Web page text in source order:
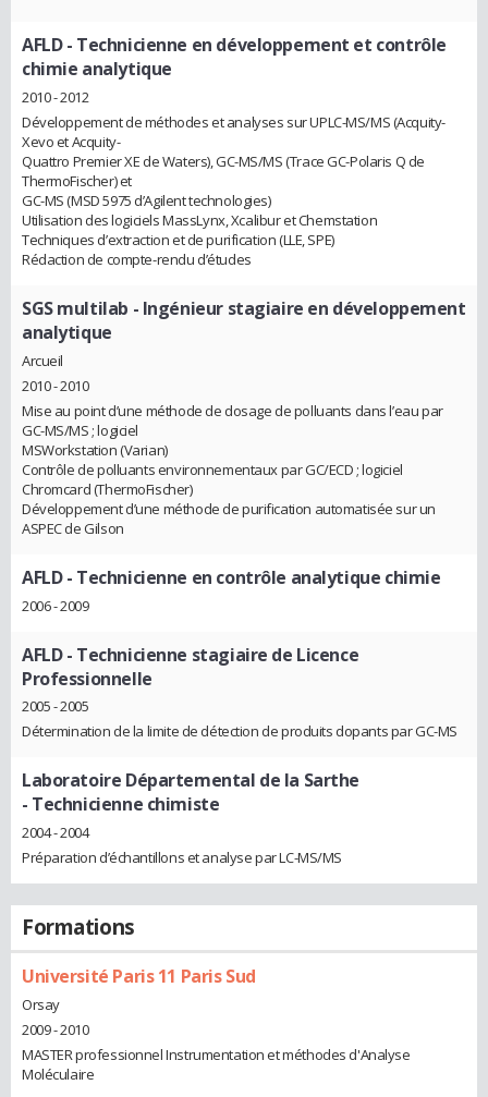
AFLD- Technicienne en développement et contrôle
chimie analytique
2010 - 2012
Développement de méthodes et analyses sur UPLC-MS/MS (Acquity-
Xevo et Acquity-
Quattro Premier XE de Waters), GC-MS/MS (Trace GC-Polaris Q de
ThermoFischer) et
GC-MS (MSD 5975 d’Agilent technologies)
Utilisation des logiciels MassLynx, Xcalibur et Chemstation
Techniques d’extraction et de purification (LLE, SPE)
Rédaction de compte-rendu d’études
SGS multilab - Ingénieur stagiaire en développement
analytique
Arcueil
2010 - 2010
Mise au point d’une méthode de dosage de polluants dans l’eau par
GC-MS/MS ; logiciel
MSWorkstation (Varian)
Contrôle de polluants environnementaux par GC/ECD ; logiciel
Chromcard (ThermoFischer)
Développement d’une méthode de purification automatisée sur un
ASPEC de Gilson
AFLD- Technicienne en contrôle analytique chimie
2006 - 2009
AFLD- Technicienne stagiaire de Licence
Professionnelle
2005 - 2005
Détermination de la limite de détection de produits dopants par GC-MS
Laboratoire Départemental de la Sarthe
- Technicienne chimiste
2004 - 2004
Préparation d’échantillons et analyse par LC-MS/MS
Formations
Université Paris 11 Paris Sud
Orsay
2009 - 2010
MASTER professionnel Instrumentation et méthodes d'Analyse
Moléculaire